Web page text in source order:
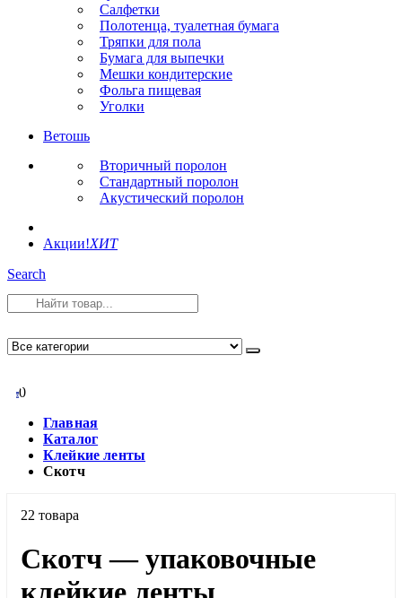
Салфетки
Полотенца, туалетная бумага
Тряпки для пола
Бумага для выпечки
Мешки кондитерские
Фольга пищевая
Уголки
Ветошь
Вторичный поролон
Стандартный поролон
Акустический поролон
Акции!ХИТ
Search
00
Главная
Каталог
Клейкие ленты
Скотч
22 товара
Скотч — упаковочные